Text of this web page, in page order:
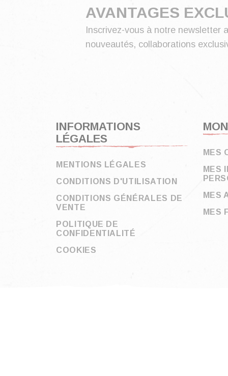
INFORMATIONS
LÉGALES
MENTIONS LÉGALES
CONDITIONS D'UTILISATION
CONDITIONS GÉNÉRALES DE
VENTE
POLITIQUE DE
CONFIDENTIALITÉ
COOKIES
MES
MES
MES
MES
AVANTAGES
Inscrivez-vous à notre newsletter
nouveautés, collaborations